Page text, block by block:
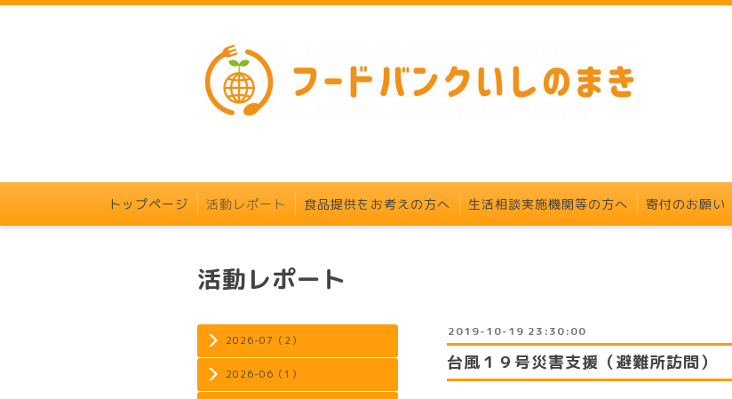
トップページ 活動レポート 食品提供をお考えの方へ 生活相談実施機関等の方へ 寄付のお願い
2026-07（2）
2026-06（1）
活動レポート
2019-10-19 23:30:00
台風１９号災害支援（避難所訪問）